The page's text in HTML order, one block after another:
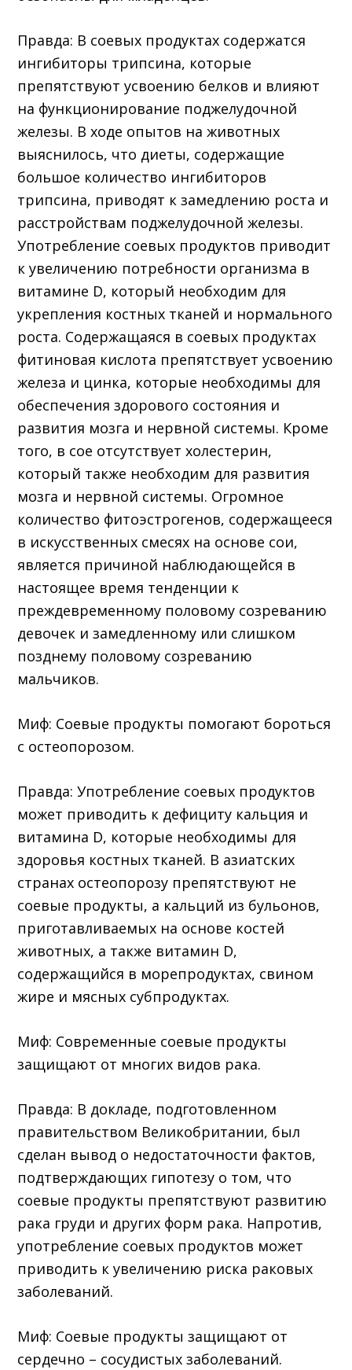
Правда: В соевых продуктах содержатся
ингибиторы трипсина, которые
препятствуют усвоению белков и влияют
на функционирование поджелудочной
железы. В ходе опытов на животных
выяснилось, что диеты, содержащие
большое количество ингибиторов
трипсина, приводят к замедлению роста и
расстройствам поджелудочной железы.
Употребление соевых продуктов приводит
к увеличению потребности организма в
витамине D, который необходим для
укрепления костных тканей и нормального
роста. Содержащаяся в соевых продуктах
фитиновая кислота препятствует усвоению
железа и цинка, которые необходимы для
обеспечения здорового состояния и
развития мозга и нервной системы. Кроме
того, в сое отсутствует холестерин,
который также необходим для развития
мозга и нервной системы. Огромное
количество фитоэстрогенов, содержащееся
в искусственных смесях на основе сои,
является причиной наблюдающейся в
настоящее время тенденции к
преждевременному половому созреванию
девочек и замедленному или слишком
позднему половому созреванию
мальчиков.
Миф: Соевые продукты помогают бороться
с остеопорозом.
Правда: Употребление соевых продуктов
может приводить к дефициту кальция и
витамина D, которые необходимы для
здоровья костных тканей. В азиатских
странах остеопорозу препятствуют не
соевые продукты, а кальций из бульонов,
приготавливаемых на основе костей
животных, а также витамин D,
содержащийся в морепродуктах, свином
жире и мясных субпродуктах.
Миф: Современные соевые продукты
защищают от многих видов рака.
Правда: В докладе, подготовленном
правительством Великобритании, был
сделан вывод о недостаточности фактов,
подтверждающих гипотезу о том, что
соевые продукты препятствуют развитию
рака груди и других форм рака. Напротив,
употребление соевых продуктов может
приводить к увеличению риска раковых
заболеваний.
Миф: Соевые продукты защищают от
сердечно – сосудистых заболеваний.